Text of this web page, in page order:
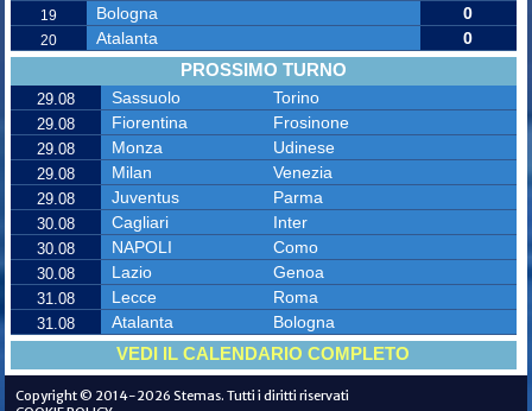
19 Bologna 0
20 Atalanta 0
PROSSIMO TURNO
29.08 Sassuolo Torino
29.08 Fiorentina Frosinone
29.08 Monza Udinese
29.08 Milan Venezia
29.08 Juventus Parma
30.08 Cagliari Inter
30.08 NAPOLI Como
30.08 Lazio Genoa
31.08 Lecce Roma
31.08 Atalanta Bologna
VEDI IL CALENDARIO COMPLETO
Copyright © 2014-2026 Stemas. Tutti i diritti riservati